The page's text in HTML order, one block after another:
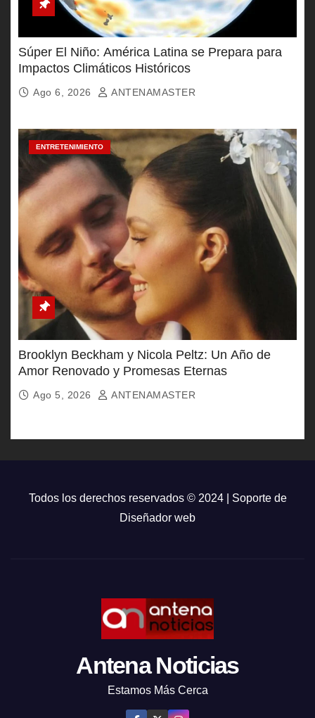
Súper El Niño: América Latina se Prepara para
Impactos Climáticos Históricos
Ago 6, 2026 ANTENAMASTER
ENTRETENIMIENTO
Brooklyn Beckham y Nicola Peltz: Un Año de
Amor Renovado y Promesas Eternas
Ago 5, 2026 ANTENAMASTER
Todos los derechos reservados © 2024 | Soporte de
Diseñador web
Antena Noticias
Estamos Más Cerca